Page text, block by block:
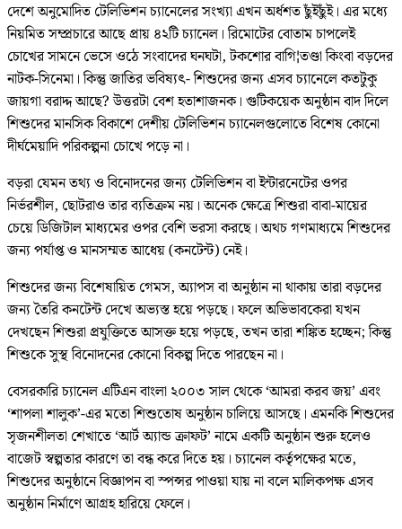
দেশে অনুমোদিত টেলিভিশন চ্যানেলের সংখ্যা এখন অর্ধশত ছুঁইছুঁই। এর মধ্যে
নিয়মিত সম্প্রচারে আছে প্রায় ৪২টি চ্যানেল। রিমোটের বোতাম চাপলেই
চোখের সামনে ভেসে ওঠে সংবাদের ঘনঘটা, টকশোর বাগি¦তণ্ডা কিংবা বড়দের
নাটক-সিনেমা। কিন্তু জাতির ভবিষ্যৎ- শিশুদের জন্য এসব চ্যানেলে কতটুকু
জায়গা বরাদ্দ আছে? উত্তরটা বেশ হতাশাজনক। গুটিকয়েক অনুষ্ঠান বাদ দিলে
শিশুদের মানসিক বিকাশে দেশীয় টেলিভিশন চ্যানেলগুলোতে বিশেষ কোনো
দীর্ঘমেয়াদি পরিকল্পনা চোখে পড়ে না।
বড়রা যেমন তথ্য ও বিনোদনের জন্য টেলিভিশন বা ইন্টারনেটের ওপর
নির্ভরশীল, ছোটরাও তার ব্যতিক্রম নয়। অনেক ক্ষেত্রে শিশুরা বাবা-মায়ের
চেয়ে ডিজিটাল মাধ্যমের ওপর বেশি ভরসা করছে। অথচ গণমাধ্যমে শিশুদের
জন্য পর্যাপ্ত ও মানসম্মত আধেয় (কনটেন্ট) নেই।
শিশুদের জন্য বিশেষায়িত গেমস, অ্যাপস বা অনুষ্ঠান না থাকায় তারা বড়দের
জন্য তৈরি কনটেন্ট দেখে অভ্যস্ত হয়ে পড়ছে। ফলে অভিভাবকেরা যখন
দেখছেন শিশুরা প্রযুক্তিতে আসক্ত হয়ে পড়ছে, তখন তারা শঙ্কিত হচ্ছেন; কিন্তু
শিশুকে সুস্থ বিনোদনের কোনো বিকল্প দিতে পারছেন না।
বেসরকারি চ্যানেল এটিএন বাংলা ২০০৩ সাল থেকে ‘আমরা করব জয়’ এবং
‘শাপলা শালুক’-এর মতো শিশুতোষ অনুষ্ঠান চালিয়ে আসছে। এমনকি শিশুদের
সৃজনশীলতা শেখাতে ‘আর্ট অ্যান্ড ক্রাফট’ নামে একটি অনুষ্ঠান শুরু হলেও
বাজেট স্বল্পতার কারণে তা বন্ধ করে দিতে হয়। চ্যানেল কর্তৃপক্ষের মতে,
শিশুদের অনুষ্ঠানে বিজ্ঞাপন বা স্পন্সর পাওয়া যায় না বলে মালিকপক্ষ এসব
অনুষ্ঠান নির্মাণে আগ্রহ হারিয়ে ফেলে।